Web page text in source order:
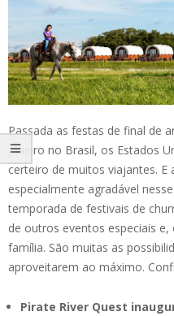
Passada as festas de final de
janeiro no Brasil, os Estados
certeiro de muitos viajantes. E
especialmente agradável
temporada de festivais de
de outros eventos especiais
família. São muitas as
aproveitarem ao máximo.
Pirate River Quest